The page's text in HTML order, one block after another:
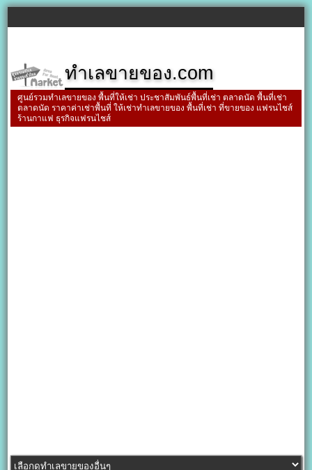
ทำเลขายของ.com
ศูนย์รวมทำเลขายของ พื้นที่ให้เช่า ประชาสัมพันธ์พื้นที่เช่า ตลาดนัด พื้นที่เช่า
ตลาดนัด ราคาค่าเช่าพื้นที่ ให้เช่าทำเลขายของ พื้นที่เช่า ที่ขายของ แฟรนไชส์
ร้านกาแฟ ธุรกิจแฟรนไชส์